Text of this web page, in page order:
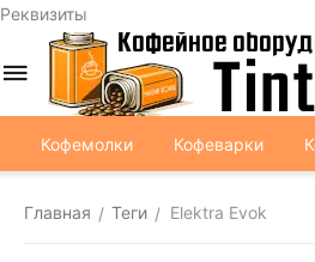
Реквизиты
Кофемолки Кофеварки
Главная / Теги / Elektra Evok